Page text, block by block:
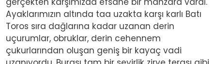
Ayaklarımızın altında taa uzakta karşı karlı Batı
Toros sıra dağlarına kadar uzanan derin
uçurumlar, obruklar, derin cehennem
çukurlarından oluşan geniş bir kayaç vadi